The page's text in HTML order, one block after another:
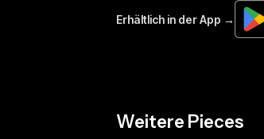
Weitere Pieces